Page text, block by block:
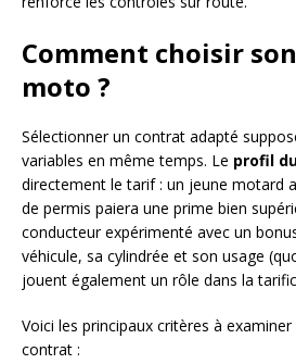
Comment choisir
moto ?
Sélectionner un contrat adapté
variables en même temps. Le profil
directement le tarif : un jeune motard
de permis paiera une prime bien
conducteur expérimenté avec un
véhicule, sa cylindrée et son usage
jouent également un rôle dans la
Voici les principaux critères à
contrat :